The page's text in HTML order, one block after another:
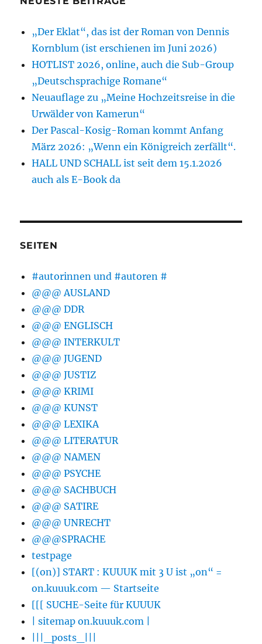
„Der Eklat“, das ist der Roman von Dennis
Kornblum (ist erschienen im Juni 2026)
HOTLIST 2026, online, auch die Sub-Group
„Deutschsprachige Romane“
Neuauflage zu „Meine Hochzeitsreise in die
Urwälder von Kamerun“
Der Pascal-Kosig-Roman kommt Anfang
März 2026: „Wenn ein Königreich zerfällt“.
HALL UND SCHALL ist seit dem 15.1.2026
auch als E-Book da
SEITEN
#autorinnen und #autoren #
@@@ AUSLAND
@@@ DDR
@@@ ENGLISCH
@@@ INTERKULT
@@@ JUGEND
@@@ JUSTIZ
@@@ KRIMI
@@@ KUNST
@@@ LEXIKA
@@@ LITERATUR
@@@ NAMEN
@@@ PSYCHE
@@@ SACHBUCH
@@@ SATIRE
@@@ UNRECHT
@@@SPRACHE
testpage
[(on)] START : KUUUK mit 3 U ist „on“ =
on.kuuuk.com — Startseite
[[[ SUCHE-Seite für KUUUK
| sitemap on.kuuuk.com |
|||_posts_|||